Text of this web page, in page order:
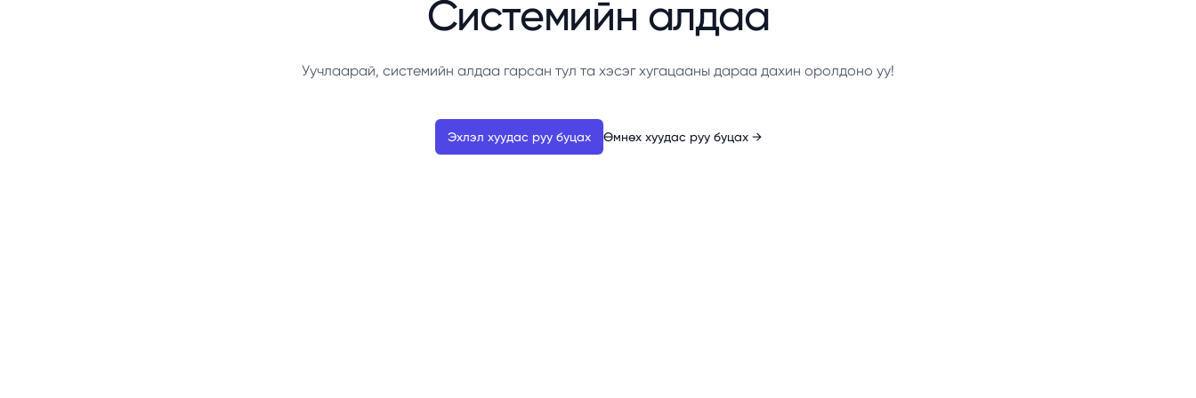
Системийн алдаа
Уучлаарай, системийн алдаа гарсан тул та хэсэг хугацааны дараа дахин оролдоно уу!
Эхлэл хуудас руу буцах Өмнөх хуудас руу буцах →